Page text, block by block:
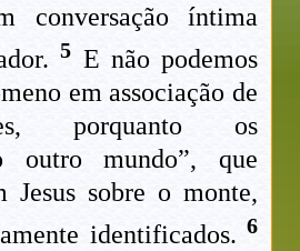
conversação íntima
5 E não podemos
em associação de
porquanto os
outro mundo”, que
Jesus sobre o monte,
identificados. 6